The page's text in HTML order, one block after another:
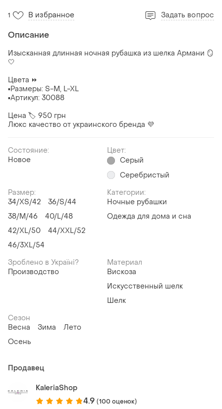
1 В избранное Задать вопрос
Описание
Изысканная длинная ночная рубашка из шелка Армани 🪞
🤍
Цвета ⏩
▪️Размеры: S-M, L-XL
▪️Артикул: 30088
Цена 🏷️ 950 грн
Люкс качество от украинского бренда 💜
Состояние:
Новое
Цвет:
Серый
Серебристый
Размер:
34/XS/42
36/S/44
38/M/46
40/L/48
42/XL/50
44/XXL/52
46/3XL/54
Категории:
Ночные рубашки
Одежда для дома и сна
Зроблено в Україні?
Производство
Материал
Вискоза
Искусственный шелк
Шелк
Сезон
Весна
Зима
Лето
Осень
Продавец
KaleriaShop
4.9 (100 оценок)